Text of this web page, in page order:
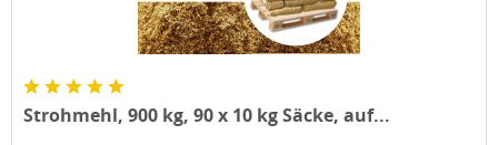
Strohmehl, 900 kg, 90 x 10 kg Säcke, auf...